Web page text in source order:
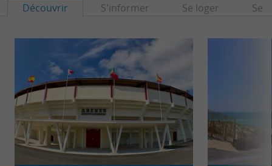
Découvrir S'informer Se loger Se